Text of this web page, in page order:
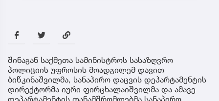
შინაგან საქმეთა სამინისტროს სასაზღვრო
პოლიციის უფროსის მოადგილემ დავით
ბიწკინაშვილმა, სანაპირო დაცვის დეპარტამენტის
დირექტორმა იური ფირცხალაიშვილმა და ამავე